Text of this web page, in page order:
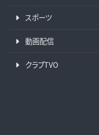
スポーツ
動画配信
クラブTVO